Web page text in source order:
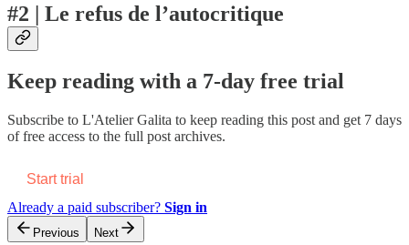
#2 | Le refus de l’autocritique
Keep reading with a 7-day free trial
Subscribe to L'Atelier Galita to keep reading this post and get 7 days
of free access to the full post archives.
Start trial
Already a paid subscriber? Sign in
Previous Next